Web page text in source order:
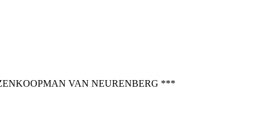
VAN NEURENBERG ***